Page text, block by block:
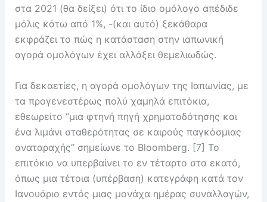
στα 2021 (θα δείξει) ότι το ίδιο ομόλογο απέδιδε
μόλις κάτω από 1%, -(και αυτό) ξεκάθαρα
εκφράζει το πώς η κατάσταση στην ιαπωνική
αγορά ομολόγων έχει αλλάξει θεμελιωδώς.
Για δεκαετίες, η αγορά ομολόγων της Ιαπωνίας, με
τα προγενεστέρως πολύ χαμηλά επιτόκια,
εθεωρείτο “μια φτηνή πηγή χρηματοδότησης και
ένα λιμάνι σταθερότητας σε καιρούς παγκόσμιας
αναταραχής” σημείωνε το Bloomberg. [7] Το
επιτόκιο να υπερβαίνει το εν τέταρτο στα εκατό,
όπως μια τέτοια (υπέρβαση) κατεγράφη κατά τον
Ιανουάριο εντός μιας μονάχα ημέρας συναλλαγών,